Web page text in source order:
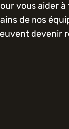
vous aider
de nos
devenir